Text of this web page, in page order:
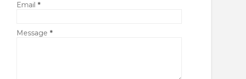
Email *
Message *